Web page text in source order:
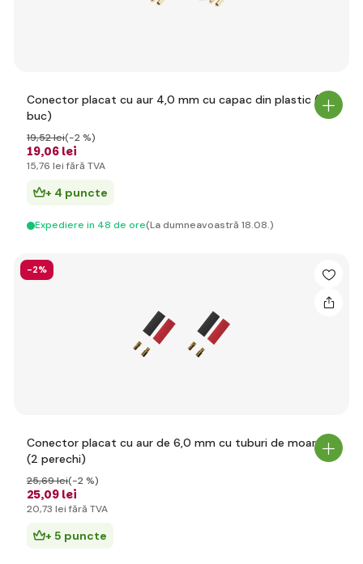
Conector placat cu aur 4,0 mm cu capac din plastic (2
buc)
19,06 lei
19,52 lei(-2 %)
15,76 lei fără TVA
+ 4 puncte
Expediere in 48 de ore(La dumneavoastră 18.08.)
-2%
Conector placat cu aur de 6,0 mm cu tuburi de moarte
(2 perechi)
25,09 lei
25,69 lei(-2 %)
20,73 lei fără TVA
+ 5 puncte